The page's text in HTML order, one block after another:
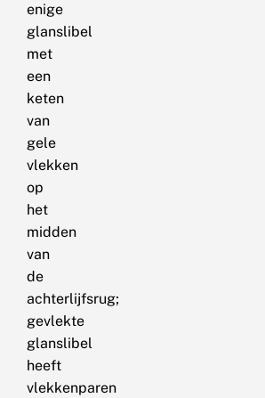
enige
glanslibel
met
een
keten
van
gele
vlekken
op
het
midden
van
de
achterlijfsrug;
gevlekte
glanslibel
heeft
vlekkenparen